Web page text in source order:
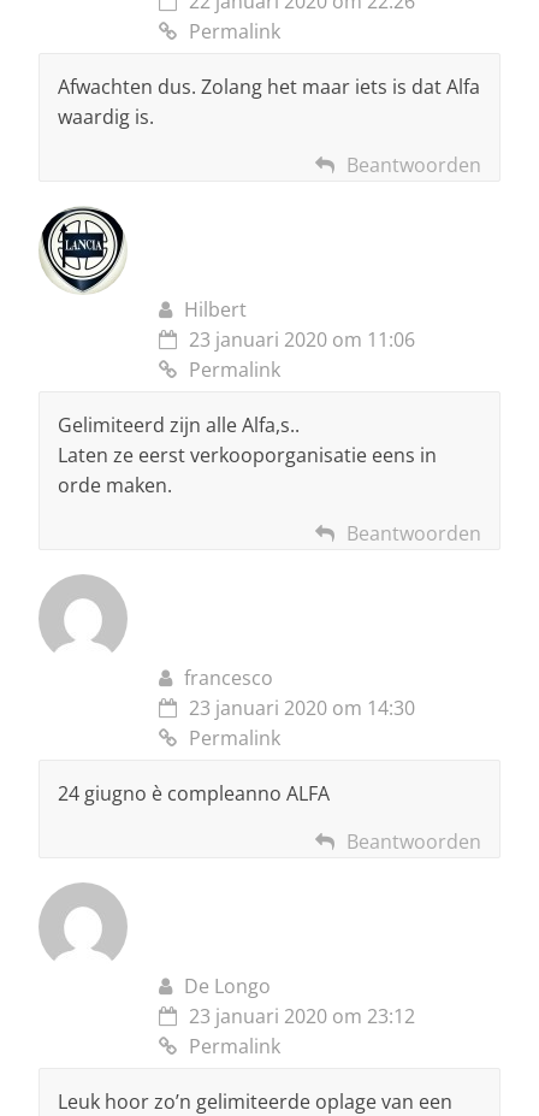
Permalink
Afwachten dus. Zolang het maar iets is dat Alfa
waardig is.
Beantwoorden
Hilbert
23 januari 2020 om 11:06
Permalink
Gelimiteerd zijn alle Alfa,s..
Laten ze eerst verkooporganisatie eens in
orde maken.
Beantwoorden
francesco
23 januari 2020 om 14:30
Permalink
24 giugno è compleanno ALFA
Beantwoorden
De Longo
23 januari 2020 om 23:12
Permalink
Leuk hoor zo’n gelimiteerde oplage van een